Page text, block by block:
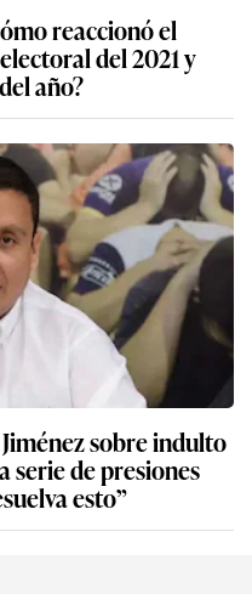
reaccionó el
del 2021 y
año?
sobre indulto
serie de presiones
esto”